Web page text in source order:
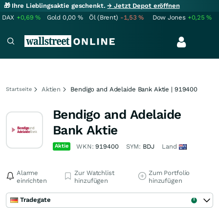
🎁 Ihre Lieblingsaktie geschenkt.→ Jetzt Depot eröffnen
DAX +0,69% Gold 0,00 % Öl (Brent) -1,53% Dow Jones +0,25%
Startseite Aktien Bendigo and Adelaide Bank Aktie | 919400
Bendigo and Adelaide
Bank Aktie
Aktie WKN:919400 SYM: BDJ Land
Alarme
einrichten
Zur Watchlist
hinzufügen
Zum Portfolio
hinzufügen
Tradegate